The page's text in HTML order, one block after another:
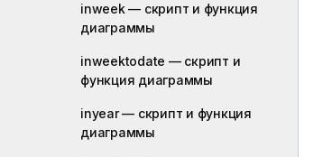
inweek — скрипт и функция
диаграммы
inweektodate — скрипт и
функция диаграммы
inyear — скрипт и функция
диаграммы